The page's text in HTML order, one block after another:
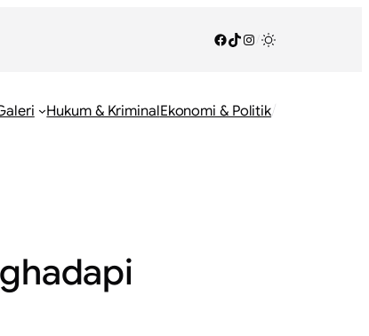
Facebook
TikTok
Instagram
Hukum & KriminalEkonomi & Politik/